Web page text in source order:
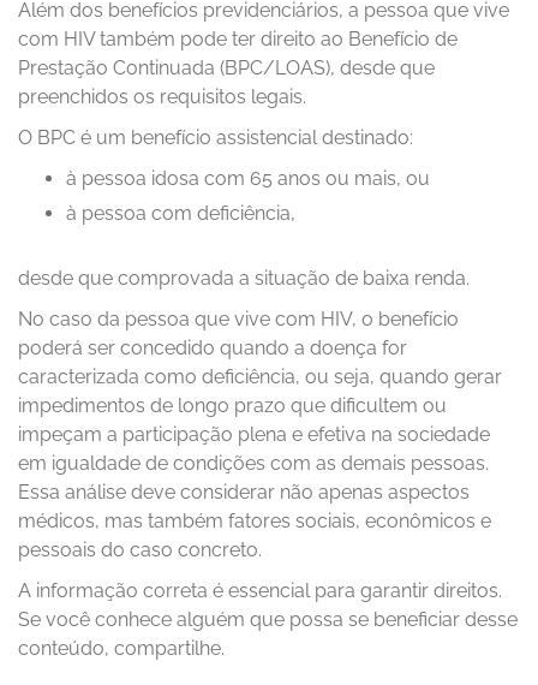
Além dos benefícios previdenciários, a pessoa que vive
com HIV também pode ter direito ao Benefício de
Prestação Continuada (BPC/LOAS), desde que
preenchidos os requisitos legais.
O BPC é um benefício assistencial destinado:
à pessoa idosa com 65 anos ou mais, ou
à pessoa com deficiência,
desde que comprovada a situação de baixa renda.
No caso da pessoa que vive com HIV, o benefício
poderá ser concedido quando a doença for
caracterizada como deficiência, ou seja, quando gerar
impedimentos de longo prazo que dificultem ou
impeçam a participação plena e efetiva na sociedade
em igualdade de condições com as demais pessoas.
Essa análise deve considerar não apenas aspectos
médicos, mas também fatores sociais, econômicos e
pessoais do caso concreto.
A informação correta é essencial para garantir direitos.
Se você conhece alguém que possa se beneficiar desse
conteúdo, compartilhe.